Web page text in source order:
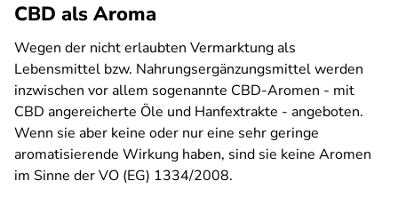
CBD als Aroma
Wegen der nicht erlaubten Vermarktung als
Lebensmittel bzw. Nahrungsergänzungsmittel werden
inzwischen vor allem sogenannte CBD-Aromen - mit
CBD angereicherte Öle und Hanfextrakte - angeboten.
Wenn sie aber keine oder nur eine sehr geringe
aromatisierende Wirkung haben, sind sie keine Aromen
im Sinne der VO (EG) 1334/2008.